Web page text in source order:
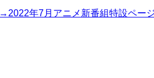
→2022年7月アニメ新番組特設ペー